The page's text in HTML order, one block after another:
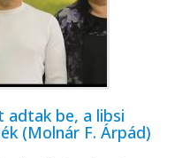
adtak be, a libsi
(Molnár F. Árpád)